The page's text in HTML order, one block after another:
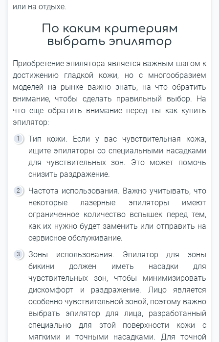
или на отдыхе.
По каким критериям
выбрать эпилятор
Приобретение эпилятора является важным шагом к
достижению гладкой кожи, но с многообразием
моделей на рынке важно знать, на что обратить
внимание, чтобы сделать правильный выбор. На
что еще обратить внимание перед ты как купить
эпилятор:
Тип кожи. Если у вас чувствительная кожа,
ищите эпиляторы со специальными насадками
для чувствительных зон. Это может помочь
снизить раздражение.
Частота использования. Важно учитывать, что
некоторые лазерные эпиляторы имеют
ограниченное количество вспышек перед тем,
как их нужно будет заменить или отправить на
сервисное обслуживание.
Зоны использования. Эпилятор для зоны
бикини должен иметь насадки для
чувствительных зон, чтобы минимизировать
дискомфорт и раздражение. Лицо является
особенно чувствительной зоной, поэтому важно
выбрать эпилятор для лица, разработанный
специально для этой поверхности кожи с
мягкими и точными насадками. Для точной